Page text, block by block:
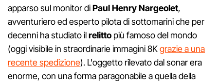
apparso sul monitor diPaul Henry Nargeolet,
avventuriero ed esperto pilota di sottomarini che per
decenni ha studiato ilrelitto più famoso del mondo
(oggi visibile in straordinarie immagini 8Kgrazie a una
recente spedizione). L'oggetto rilevato dal sonar era
enorme, con una forma paragonabile a quella della